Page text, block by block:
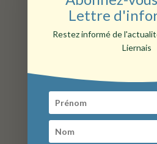
Arnay Tea -
3 place
Lettre
Restez informé de
Liernais